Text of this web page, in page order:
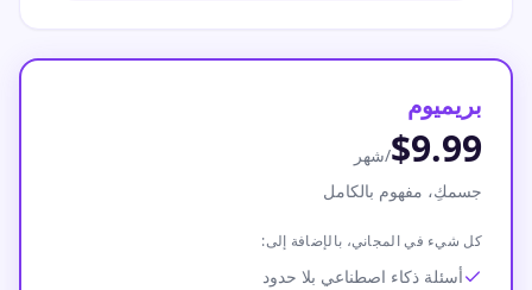
بريميوم
$9.99/شهر
جسمكِ، مفهوم بالكامل
كل شيء في المجاني، بالإضافة إلى:
أسئلة ذكاء اصطناعي بلا حدود